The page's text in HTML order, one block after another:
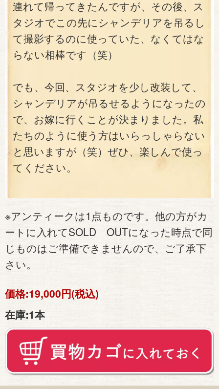
連れて帰ってきたんですが、その後、ス
タジオでこの先にシャンデリアを吊るし
て撮影するのに使っていた、なくてはな
らない相棒です（笑）
でも、今回、スタジオを少し改装して、
シャンデリアが吊るせるようになったの
で、お嫁に行くことが決まりました。私
たちのように使う方はいらっしゃらない
と思いますが（笑）ぜひ、楽しんで使っ
てください。
※アンティークは1点ものです。他の方がカ
ートに入れてSOLD OUTになった時点で同
じものはご準備できませんので、ご了承下
さい。
価格:19,000円(税込)
在庫:1本